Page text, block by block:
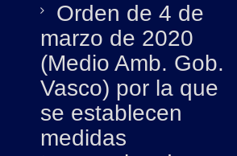
Orden de 4 de
marzo de 2020
(Medio Amb. Gob.
Vasco) por la que
se establecen
medidas